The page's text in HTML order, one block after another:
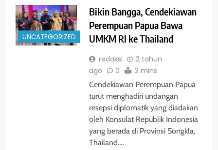
UNCATEGORIZED
Bikin Bangga, Cendekiawan
Perempuan Papua Bawa
UMKM RI ke Thailand
redaksi
2 tahun
ago
0 2 mins
Cendekiawan Perempuan Papua
turut menghadiri undangan
resepsi diplomatik yang diadakan
oleh Konsulat Republik Indonesia
yang berada di Provinsi Songkla,
Thailand….